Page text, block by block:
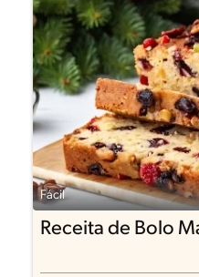
Fácil
Receita de Bolo